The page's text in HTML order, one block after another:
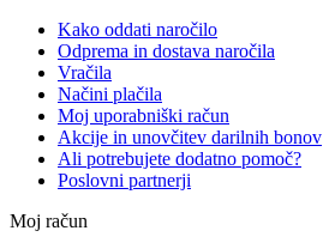
Kako oddati naročilo
Odprema in dostava naročila
Vračila
Načini plačila
Moj uporabniški račun
Akcije in unovčitev darilnih bonov
Ali potrebujete dodatno pomoč?
Poslovni partnerji
Moj račun